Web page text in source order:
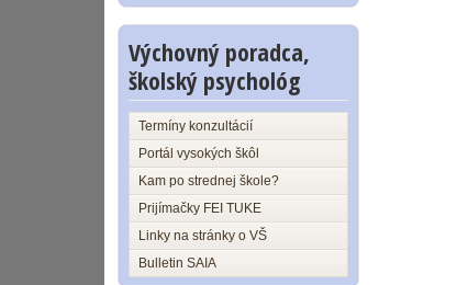
Výchovný poradca,
školský psychológ
Termíny konzultácií
Portál vysokých škôl
Kam po strednej škole?
Prijímačky FEI TUKE
Linky na stránky o VŠ
Bulletin SAIA